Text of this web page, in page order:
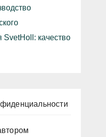
SvetHoll: качество